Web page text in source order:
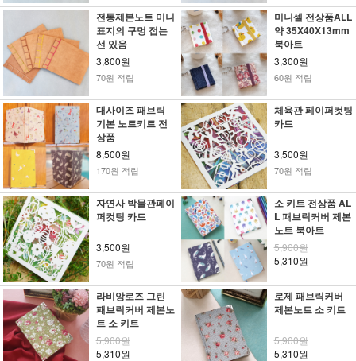
전통제본노트 미니
표지의 구멍 접는
선 있음
3,800원
70원 적립
미니셀 전상품ALL
약 35X40X13mm
북아트
3,300원
60원 적립
대사이즈 패브릭
기본 노트키트 전
상품
8,500원
170원 적립
체육관 페이퍼컷팅
카드
3,500원
70원 적립
자연사 박물관페이
퍼컷팅 카드
3,500원
70원 적립
소 키트 전상품 AL
L 패브릭커버 제본
노트 북아트
5,900원
5,310원
라비앙로즈 그린
패브릭커버 제본노
트 소 키트
5,900원
5,310원
로제 패브릭커버
제본노트 소 키트
5,900원
5,310원